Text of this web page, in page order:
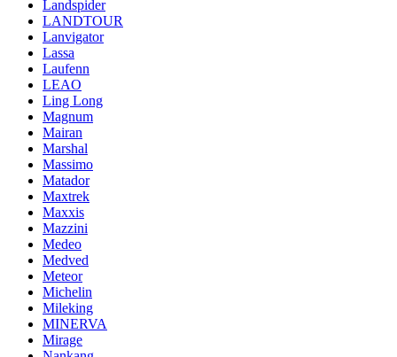
Landspider
LANDTOUR
Lanvigator
Lassa
Laufenn
LEAO
Ling Long
Magnum
Mairan
Marshal
Massimo
Matador
Maxtrek
Maxxis
Mazzini
Medeo
Medved
Meteor
Michelin
Mileking
MINERVA
Mirage